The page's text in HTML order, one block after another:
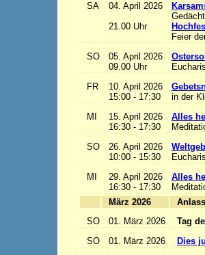
SA
04. April 2026
21.00 Uhr
Feier
SO
05. April 2026
09.00 Uhr
FR
10. April 2026
15:00 - 17:30
in der
MI
15. April 2026
16:30 - 17:30
Alles
SO
26. April 2026
10:00 - 15:30
MI
29. April 2026
16:30 - 17:30
Alles
März 2026
SO
01. März 2026
Tag
SO
01. März 2026
Dies